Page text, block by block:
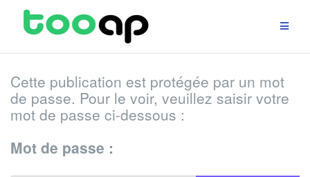
Cette publication est protégée par un mot
de passe. Pour le voir, veuillez saisir votre
mot de passe ci-dessous :
Mot de passe :